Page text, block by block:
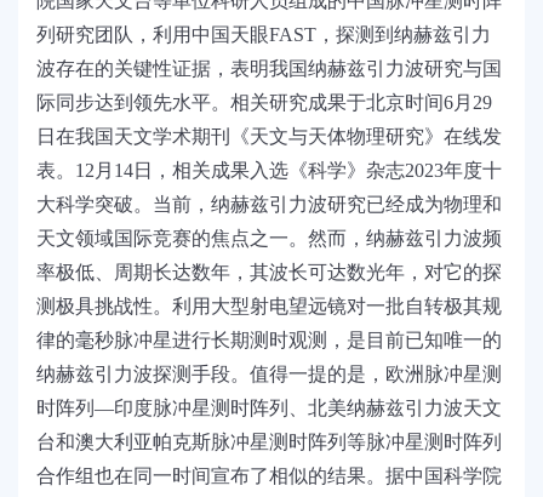
列研究团队，利用中国天眼FAST，探测到纳赫兹引力
波存在的关键性证据，表明我国纳赫兹引力波研究与国
际同步达到领先水平。相关研究成果于北京时间6月29
日在我国天文学术期刊《天文与天体物理研究》在线发
表。12月14日，相关成果入选《科学》杂志2023年度十
大科学突破。当前，纳赫兹引力波研究已经成为物理和
天文领域国际竞赛的焦点之一。然而，纳赫兹引力波频
率极低、周期长达数年，其波长可达数光年，对它的探
测极具挑战性。利用大型射电望远镜对一批自转极其规
律的毫秒脉冲星进行长期测时观测，是目前已知唯一的
纳赫兹引力波探测手段。值得一提的是，欧洲脉冲星测
时阵列—印度脉冲星测时阵列、北美纳赫兹引力波天文
台和澳大利亚帕克斯脉冲星测时阵列等脉冲星测时阵列
合作组也在同一时间宣布了相似的结果。据中国科学院